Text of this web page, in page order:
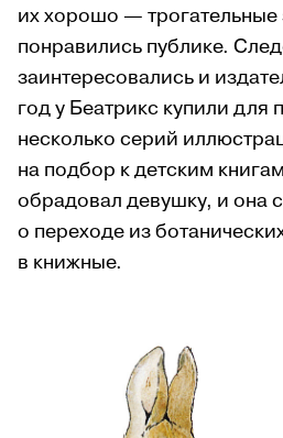
их хорошо —
понравились публике.
заинтересовались и
год у Беатрикс купили для
несколько серий
на подбор к детским
обрадовал девушку, и она
о переходе из
в книжные.